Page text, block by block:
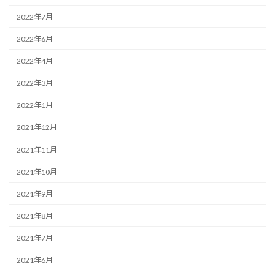
2022年7月
2022年6月
2022年4月
2022年3月
2022年1月
2021年12月
2021年11月
2021年10月
2021年9月
2021年8月
2021年7月
2021年6月